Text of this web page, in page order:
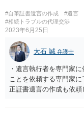
#自筆証書遺言の作成 #遺言
#相続トラブルの代理交渉
2023年6月25日
大石 誠 弁護士
・遺言執行者を専門家
ことを依頼する専門家
正証書遺言の作成も依
ません。 遺言執行者に